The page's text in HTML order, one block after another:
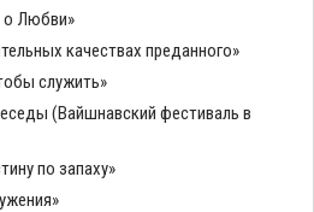
о Любви»
качествах преданного»
служить»
(Вайшнавский фестиваль в
по запаху»